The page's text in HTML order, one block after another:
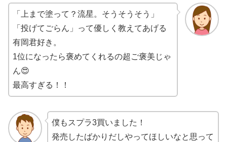
「上まで塗って？流星。そうそうそう」
「投げてごらん」って優しく教えてあげる
有岡君好き。
1位になったら褒めてくれるの超ご褒美じゃ
ん😍
最高すぎる！！
僕もスプラ3買いました！
発売したばかりだしやってほしいなと思って